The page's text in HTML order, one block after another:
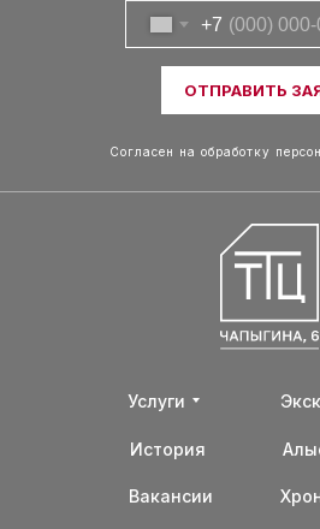
ДЛЯ
История
Услуги
+7
ОТПРАВИТЬ
Согласен на обработку
Вакансии